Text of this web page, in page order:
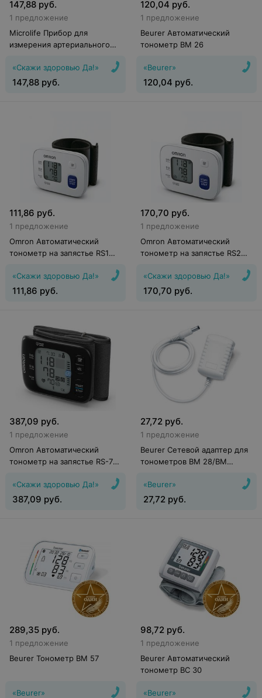
147,88 руб.
1 предложение
Microlife Прибор для
измерения артериального
Standard (с адаптером и
манжетой размер M)
«Скажи здоровью Да!»
147,88 руб.
120,04 руб.
1 предложение
Beurer Автоматический
тонометр BM 26
«Beurer»
120,04 руб.
111,86 руб.
1 предложение
Omron Автоматический
тонометр на запястье RS1
«Скажи здоровью Да!»
111,86 руб.
170,70 руб.
1 предложение
Omron Автоматический
тонометр на запястье RS2
«Скажи здоровью Да!»
170,70 руб.
387,09 руб.
1 предложение
Omron Автоматический
тонометр на запястье RS-7
«Скажи здоровью Да!»
387,09 руб.
27,72 руб.
1 предложение
Beurer Сетевой адаптер для
тонометров BM 28/BM
58/BM 77
«Beurer»
27,72 руб.
289,35 руб.
1 предложение
Beurer Тонометр BM 57
«Beurer»
98,72 руб.
1 предложение
Beurer Автоматический
тонометр BC 30
«Beurer»